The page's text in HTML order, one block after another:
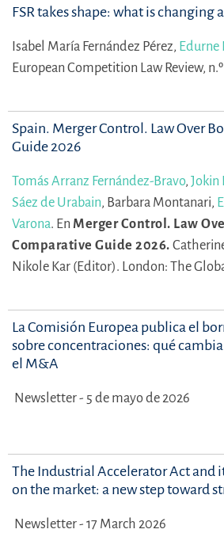
FSR takes shape: what is changing
Isabel María Fernández Pérez, Edurne
European Competition Law Review,
Spain. Merger Control. Law Over
Guide 2026
Tomás Arranz Fernández-Bravo, Jokin
Sáez de Urabain, Barbara Montanari,
Varona. En Merger Control. Law
Comparative Guide 2026.
Nikole Kar (Editor). London: The
La Comisión Europea publica el
sobre concentraciones: qué
el M&A
Newsletter - 5 de mayo de 2026
The Industrial Accelerator Act and
on the market: a new step toward
Newsletter - 17 March 2026